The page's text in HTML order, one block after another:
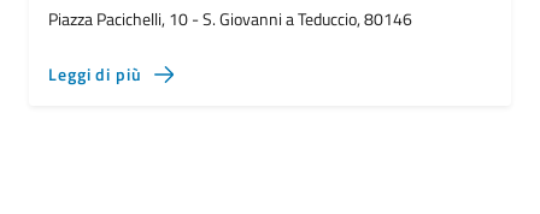
Piazza Pacichelli, 10 - S. Giovanni a Teduccio, 80146
Leggi di più